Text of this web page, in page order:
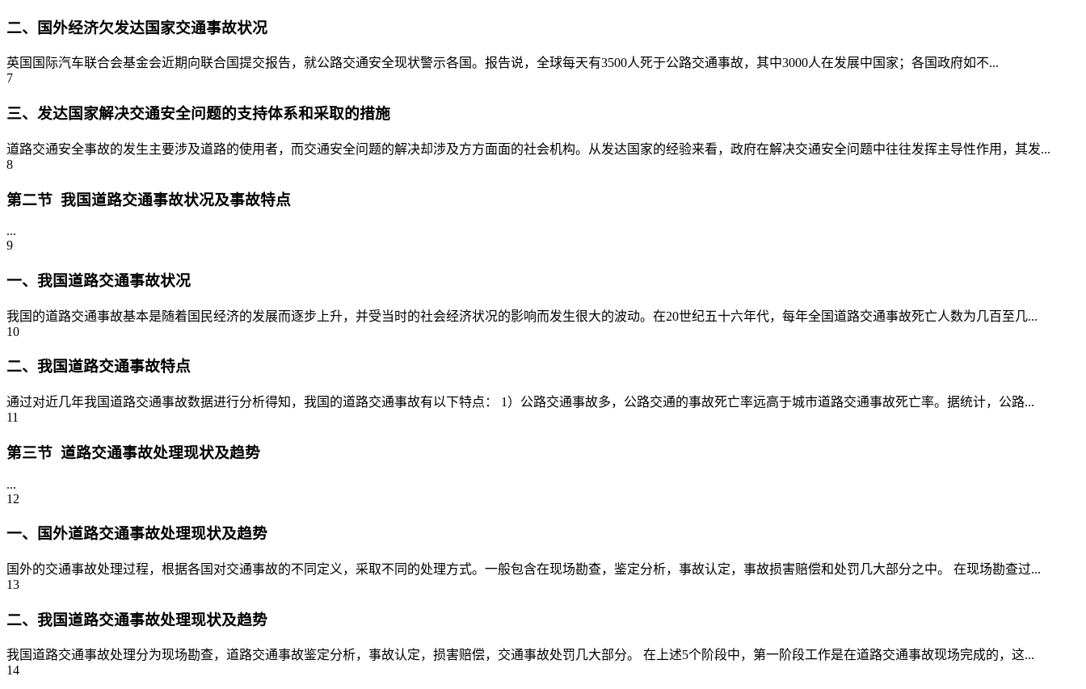
二、国外经济欠发达国家交通事故状况
英国国际汽车联合会基金会近期向联合国提交报告，就公路交通安全现状警示各国。报告说，全球每天有3500人死于公路交通事故，其中3000人在发展中国家；各国政府如不...
7
三、发达国家解决交通安全问题的支持体系和采取的措施
道路交通安全事故的发生主要涉及道路的使用者，而交通安全问题的解决却涉及方方面面的社会机构。从发达国家的经验来看，政府在解决交通安全问题中往往发挥主导性作用，其发...
8
第二节 我国道路交通事故状况及事故特点
...
9
一、我国道路交通事故状况
我国的道路交通事故基本是随着国民经济的发展而逐步上升，并受当时的社会经济状况的影响而发生很大的波动。在20世纪五十六年代，每年全国道路交通事故死亡人数为几百至几...
10
二、我国道路交通事故特点
通过对近几年我国道路交通事故数据进行分析得知，我国的道路交通事故有以下特点： 1）公路交通事故多，公路交通的事故死亡率远高于城市道路交通事故死亡率。据统计，公路...
11
第三节 道路交通事故处理现状及趋势
...
12
一、国外道路交通事故处理现状及趋势
国外的交通事故处理过程，根据各国对交通事故的不同定义，采取不同的处理方式。一般包含在现场勘查，鉴定分析，事故认定，事故损害赔偿和处罚几大部分之中。 在现场勘查过...
13
二、我国道路交通事故处理现状及趋势
我国道路交通事故处理分为现场勘查，道路交通事故鉴定分析，事故认定，损害赔偿，交通事故处罚几大部分。 在上述5个阶段中，第一阶段工作是在道路交通事故现场完成的，这...
14